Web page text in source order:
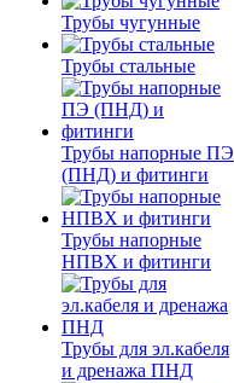
Трубы чугунные
Трубы стальные
Трубы напорные ПЭ
(ПНД) и фитинги
Трубы напорные
НПВХ и фитинги
Трубы для эл.кабеля
и дренажа ПНД